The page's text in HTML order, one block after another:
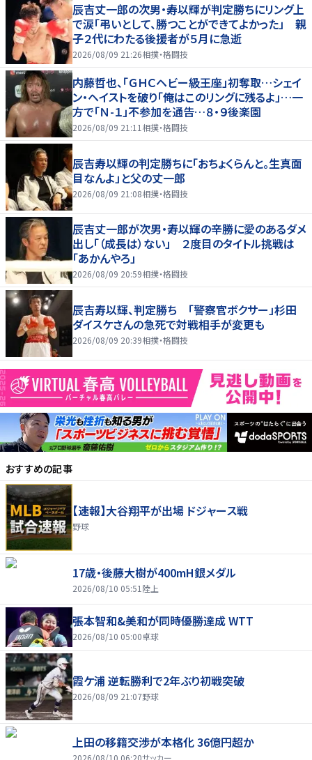
辰吉丈一郎の次男・寿以輝が判定勝ちにリング上
で涙「弔いとして、勝つことができてよかった」 親
子２代にわたる後援者が５月に急逝
2026/08/09 21:26相撲・格闘技
内藤哲也、「ＧＨＣヘビー級王座」初奪取…シェイ
ン・ヘイストを破り「俺はこのリングに残るよ」…一
方で「Ｎ-１」不参加を通告…８・９後楽園
2026/08/09 21:11 相撲・格闘技
辰吉寿以輝の判定勝ちに「おちょくらんと。生真面
目なんよ」と父の丈一郎
2026/08/09 21:08相撲・格闘技
辰吉丈一郎が次男・寿以輝の辛勝に愛のあるダメ
出し「（成長は）ない」 ２度目のタイトル挑戦は
「あかんやろ」
2026/08/09 20:59相撲・格闘技
辰吉寿以輝、判定勝ち 「警察官ボクサー」杉田
ダイスケさんの急死で対戦相手が変更も
2026/08/09 20:39相撲・格闘技
おすすめの記事
【速報】大谷翔平が出場 ドジャース戦
野球
17歳・後藤大樹が400mH銀メダル
2026/08/10 05:51 陸上
張本智和&美和が同時優勝達成 WTT
2026/08/10 05:00卓球
霞ケ浦 逆転勝利で2年ぶり初戦突破
2026/08/09 21:07野球
上田の移籍交渉が本格化 36億円超か